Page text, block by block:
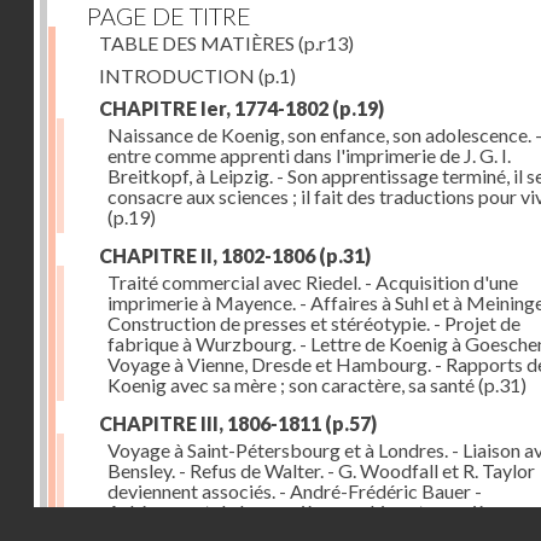
PAGE DE TITRE
TABLE DES MATIÈRES (p.r13)
INTRODUCTION (p.1)
CHAPITRE Ier, 1774-1802 (p.19)
Naissance de Koenig, son enfance, son adolescence.
entre comme apprenti dans l'imprimerie de J. G. I.
Breitkopf, à Leipzig. - Son apprentissage terminé, il
consacre aux sciences ; il fait des traductions pour
(p.19)
CHAPITRE II, 1802-1806(p.31)
Traité commercial avec Riedel. - Acquisition d'une
imprimerie à Mayence. - Affaires à Suhl et à
Construction de presses et stéréotypie. - Projet de
fabrique à Wurzbourg. - Lettre de Koenig à
Voyage à Vienne, Dresde et Hambourg. - Rapports
Koenig avec sa mère ; son caractère, sa santé(p.31)
CHAPITRE III, 1806-1811 (p.57)
Voyage à Saint-Pétersbourg et à Londres. - Liaison
Bensley. - Refus de Walter. - G. Woodfall et R. Taylor
deviennent associés. - André-Frédéric Bauer -
Achèvement de la première machine et premières